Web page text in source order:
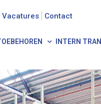
Vacatures Contact
INTERN